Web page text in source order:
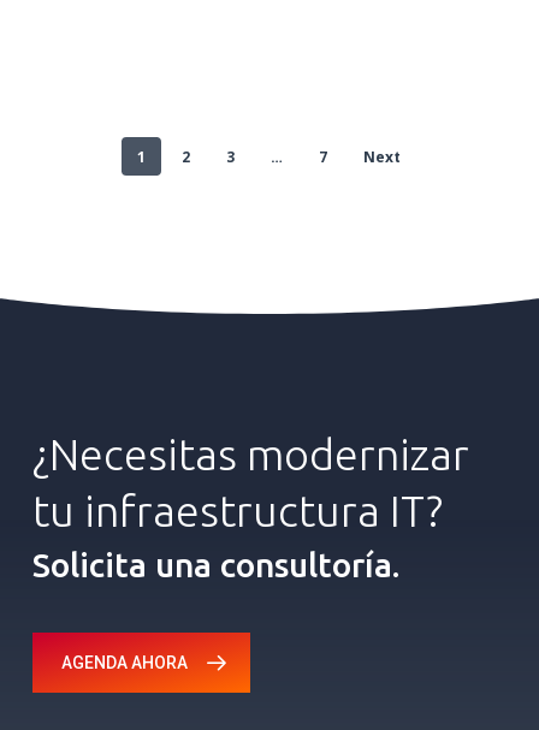
1 2 3 … 7 Next
¿Necesitas modernizar
tu infraestructura IT?
Solicita una consultoría.
AGENDA AHORA